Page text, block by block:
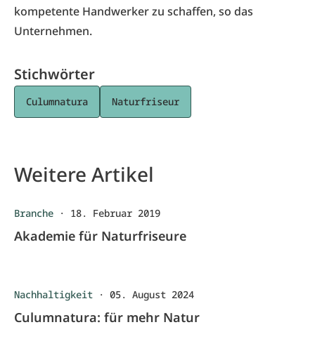
kompetente Handwerker zu schaffen, so das
Unternehmen.
Stichwörter
Culumnatura Naturfriseur
Weitere Artikel
Branche · 18. Februar 2019
Akademie für Naturfriseure
Nachhaltigkeit · 05. August 2024
Culumnatura: für mehr Natur